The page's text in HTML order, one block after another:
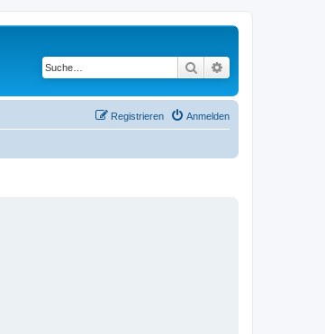
Suche
Anmelden
Registrieren